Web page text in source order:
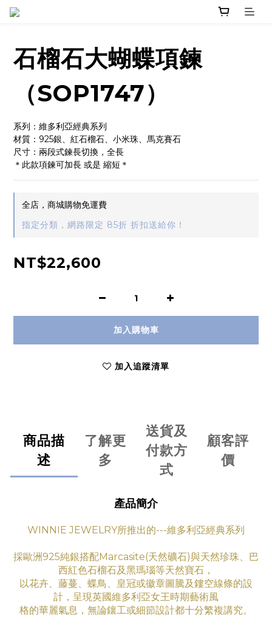
石榴石大蝴蝶項鍊
（SOP1747）
系列：維多利亞經典系列
材質：925銀、紅石榴石、小米珠、馬克賽石
尺寸：兩段式鍊長切換，全長
＊此款項鍊可加長 或是 縮短＊
全店，商城購物免運費
指定分類，網路限定 85折 折扣送給你！
NT$22,600
加入購物車
加入追蹤清單
商品描
述
了解更
多
送貨及
付款方
式
顧客評
價
產品簡介
WINNIE JEWELRY所推出的---維多利亞經典系列
採歐洲925純銀搭配Marcasite(天然礦石)與天然珍珠、巴
西紅色石榴石及黑瑪瑙等天然寶石，
以花卉、藤蔓、蝶鳥、皇冠或徽章圖騰及鏤空線條的設
計，呈現英國維多利亞女王時期藝術風
格的華麗氣息 ，無論鑲工或細節設計都十分繁複講究。